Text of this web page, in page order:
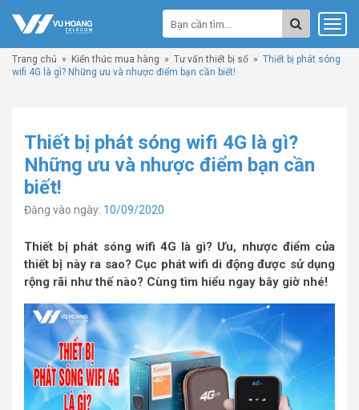
Trang chủ » Kiến thức mua hàng » Tư vấn thiết bị số » Thiết bị phát sóng
wifi 4G là gì? Những ưu và nhược điểm bạn cần biết!
Thiết bị phát sóng wifi 4G là gì?
Những ưu và nhược điểm bạn cần
biết!
Đăng vào ngày: 10/09/2020
Thiết bị phát sóng wifi 4G là gì? Ưu, nhược điểm của
thiết bị này ra sao? Cục phát wifi di động được sử dụng
rộng rãi như thế nào? Cùng tìm hiểu ngay bây giờ nhé!